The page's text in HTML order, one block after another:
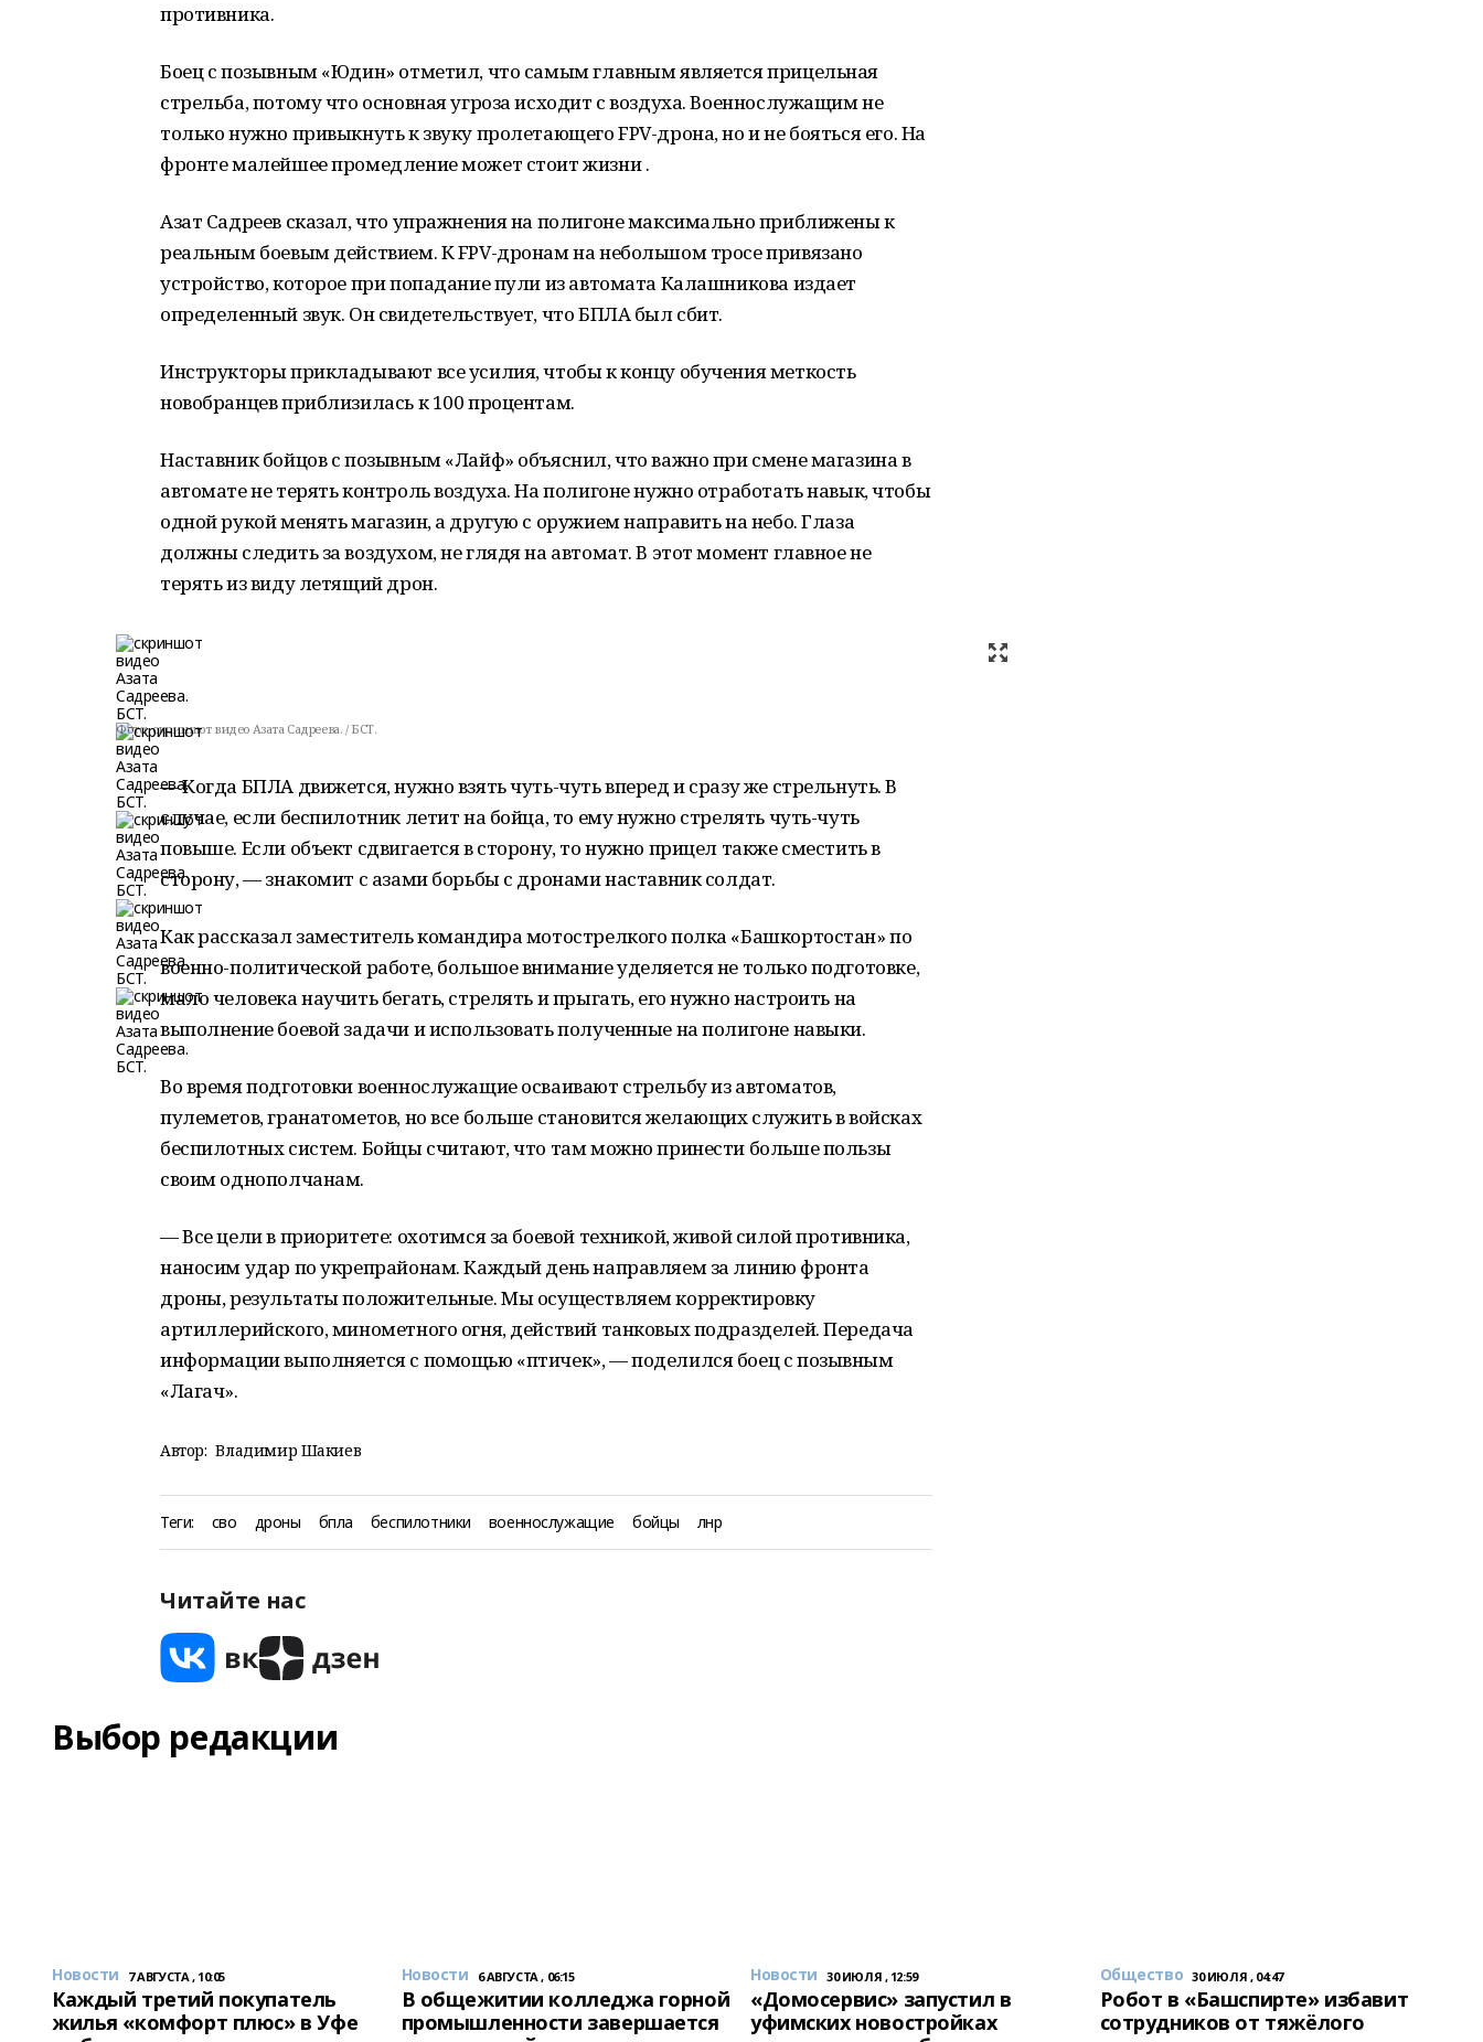
противника.
Боец с позывным «Юдин» отметил, что самым главным является прицельная
стрельба, потому что основная угроза исходит с воздуха. Военнослужащим не
только нужно привыкнуть к звуку пролетающего FPV-дрона, но и не бояться его. На
фронте малейшее промедление может стоит жизни .
Азат Садреев сказал, что упражнения на полигоне максимально приближены к
реальным боевым действием. К FPV-дронам на небольшом тросе привязано
устройство, которое при попадание пули из автомата Калашникова издает
определенный звук. Он свидетельствует, что БПЛА был сбит.
Инструкторы прикладывают все усилия, чтобы к концу обучения меткость
новобранцев приблизилась к 100 процентам.
Наставник бойцов с позывным «Лайф» объяснил, что важно при смене магазина в
автомате не терять контроль воздуха. На полигоне нужно отработать навык, чтобы
одной рукой менять магазин, а другую с оружием направить на небо. Глаза
должны следить за воздухом, не глядя на автомат. В этот момент главное не
терять из виду летящий дрон.
Фото: скриншот видео Азата Садреева. / БСТ.
— Когда БПЛА движется, нужно взять чуть-чуть вперед и сразу же стрельнуть. В
случае, если беспилотник летит на бойца, то ему нужно стрелять чуть-чуть
повыше. Если объект сдвигается в сторону, то нужно прицел также сместить в
сторону, — знакомит с азами борьбы с дронами наставник солдат.
Как рассказал заместитель командира мотострелкого полка «Башкортостан» по
военно-политической работе, большое внимание уделяется не только подготовке,
мало человека научить бегать, стрелять и прыгать, его нужно настроить на
выполнение боевой задачи и использовать полученные на полигоне навыки.
Во время подготовки военнослужащие осваивают стрельбу из автоматов,
пулеметов, гранатометов, но все больше становится желающих служить в войсках
беспилотных систем. Бойцы считают, что там можно принести больше пользы
своим однополчанам.
— Все цели в приоритете: охотимся за боевой техникой, живой силой противника,
наносим удар по укрепрайонам. Каждый день направляем за линию фронта
дроны, результаты положительные. Мы осуществляем корректировку
артиллерийского, минометного огня, действий танковых подразделей. Передача
информации выполняется с помощью «птичек», — поделился боец с позывным
«Лагач».
Автор: Владимир Шакиев
Теги: сво дроны бпла беспилотники военнослужащие бойцы лнр
Читайте нас
Выбор редакции
Новости 7 АВГУСТА , 10:05
Каждый третий покупатель
жилья «комфорт плюс» в Уфе
Новости 6 АВГУСТА , 06:15
В общежитии колледжа горной
промышленности завершается
Новости 30 ИЮЛЯ , 12:59
«Домосервис» запустил в
уфимских новостройках
Общество 30 ИЮЛЯ , 04:47
Робот в «Башспирте» избавит
сотрудников от тяжёлого